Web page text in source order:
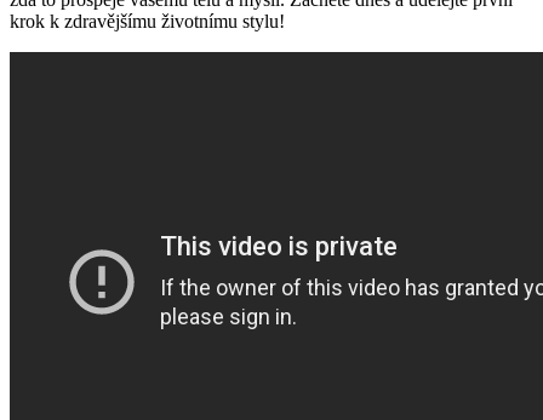
krok k zdravějšímu životnímu stylu!